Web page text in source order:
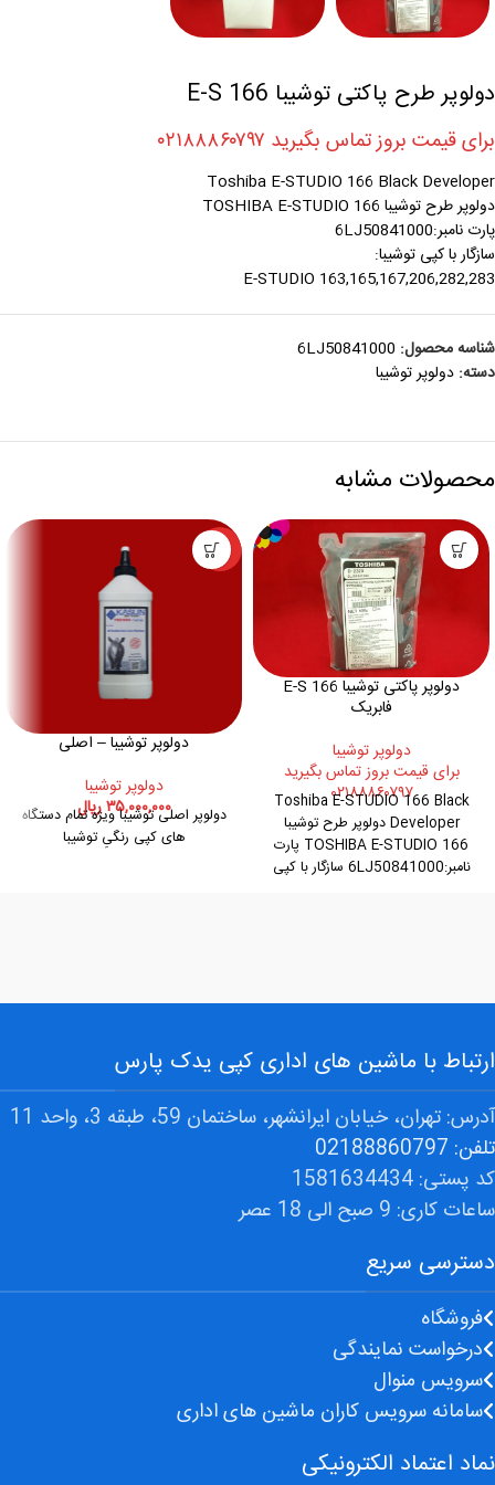
دولوپر طرح پاکتی توشیبا E-S 166
برای قیمت بروز تماس بگیرید ۰۲۱۸۸۸۶۰۷۹۷
Toshiba E-STUDIO 166 Black Developer
دولوپر طرح توشیبا TOSHIBA E-STUDIO 166
پارت نامبر:6LJ50841000
سازگار با کپی توشیبا:
E-STUDIO 163,165,167,206,282,283
شناسه محصول: 6LJ50841000
دسته: دولوپر توشيبا
محصولات مشابه
دولوپر پاکتی توشیبا E-S 166
فابریک
دولوپر توشيبا
برای قیمت بروز تماس بگیرید
۰۲۱۸۸۸۶۰۷۹۷
Toshiba E-STUDIO 166 Black
Developer دولوپر طرح توشیبا
TOSHIBA E-STUDIO 166 پارت
نامبر:6LJ50841000 سازگار با کپی
ویژه
دولوپر توشیبا – اصلی
دولوپر توشيبا
۳۵,۰۰۰,۰۰۰ریال
دولوپر اصلی توشیبا ویژه تمام دستگاه
های کپی رنگیِ توشیبا
نماد اعتماد الکترونیکی
دسترسی سریع
فروشگاه
درخواست نمایندگی
سرویس منوال
سامانه سرویس کاران ماشین های اداری
ارتباط با ماشین های اداری کپی یدک پارس
آدرس: تهران، خیابان ایرانشهر، ساختمان 59، طبقه 3، واحد 11
تلفن: 02188860797
کد پستی: 1581634434
ساعات کاری: 9 صبح الی 18 عصر